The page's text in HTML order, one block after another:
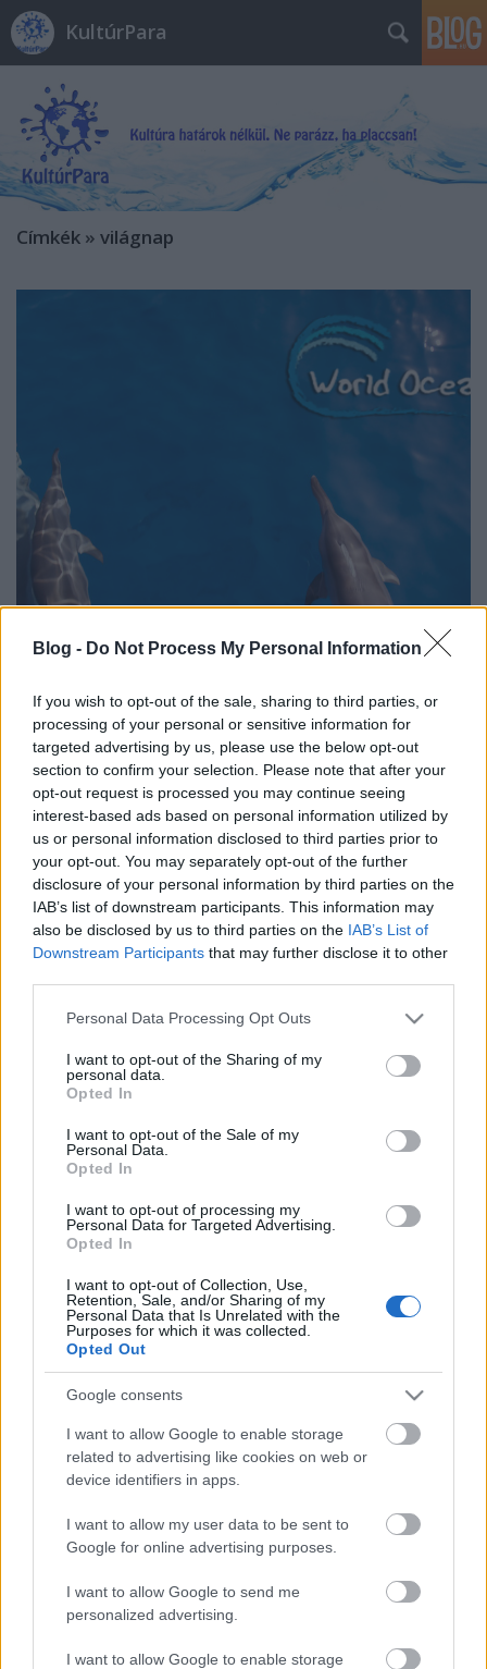
Blog - Do Not Process My Personal Information
If you wish to opt-out of the sale, sharing to third parties, or
processing of your personal or sensitive information for
targeted advertising by us, please use the below opt-out
section to confirm your selection. Please note that after your
opt-out request is processed you may continue seeing
interest-based ads based on personal information utilized by
us or personal information disclosed to third parties prior to
your opt-out. You may separately opt-out of the further
disclosure of your personal information by third parties on the
IAB’s list of downstream participants. This information may
also be disclosed by us to third parties on the IAB’s List of
Downstream Participants that may further disclose it to other
Please note that this website/app uses one or more Google
not limited to your visit or usage behaviour. You may click to
grant or deny consent to Google and its third-party tags to
use your data for below specified purposes in below Google
consent section.
Personal Data Processing Opt Outs
I want to opt-out of the Sharing of my
personal data.
Opted In
I want to opt-out of the Sale of my
Personal Data.
Opted In
I want to opt-out of processing my
Personal Data for Targeted Advertising.
Opted In
I want to opt-out of Collection, Use,
Retention, Sale, and/or Sharing of my
Personal Data that Is Unrelated with the
Purposes for which it was collected.
Opted Out
Google consents
I want to allow Google to enable storage
related to advertising like cookies on web or
device identifiers in apps.
I want to allow my user data to be sent to
Google for online advertising purposes.
I want to allow Google to send me
personalized advertising.
I want to allow Google to enable storage
KultúrPara
Címkék » világnap
szörfös, aki mindent megtesz, hogy
mentse az óceánok élővilágát
GReni•2018. június 08.
1992-ben Rio de Janeiro adott otthon a Környezet és
Fejlődés ENSZ Konferenciának (UN Conference on
Environment and Development), ahol számos fontos
dolog megvitatása mellett a résztvevő 172 tagállam
úgy döntött, hogy a továbbiakban június 8-át
kinevezik az Óceánok Világnapjának.…
Lenyűgöző hegyek, melyek országaik
és bolygónk ékei
December 11. Nemzetközi Hegy Nap
GReni•2016. december 11.
A Mount Everest a legmagasabb megmászható
hegy a bolygón Világnap a hegyeknek? És tényleg!
December 11-én van a hivatalos Nemzetközi Hegy
2003-ban International Mountain Day (szó szerint
azt jelenti, hogy nemzetközi hegy nap) néven. A…